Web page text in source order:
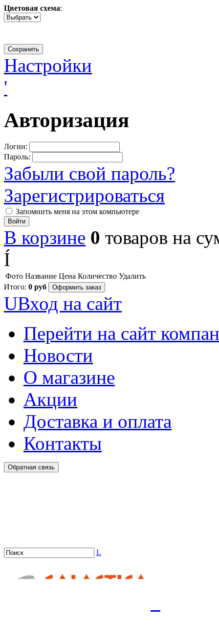
Цветовая схема:
Настройки
'
Авторизация
Логин:
Пароль:
Забыли свой пароль?
Зарегистрироваться
Запомнить меня на этом компьютере
Войти
В корзине 0 товаров на
Í
Фото Название Цена Количество Удалить
Итого: 0 руб Оформить заказ
UВход на сайт
Перейти на сайт
Новости
О магазине
Акции
Доставка и оплата
Контакты
Обратная связь
L